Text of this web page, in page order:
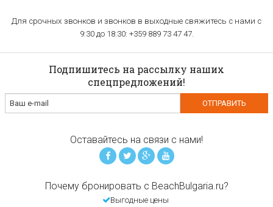
Для срочных звонков и звонков в выходные свяжитесь с нами с
9:30 до 18:30: +359 889 73 47 47.
Подпишитесь на рассылку наших
спецпредложений!
Оставайтесь на связи с нами!
Почему бронировать с BeachBulgaria.ru?
Выгодные цены